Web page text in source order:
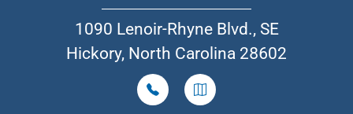
1090 Lenoir-Rhyne Blvd., SE
Hickory, North Carolina 28602